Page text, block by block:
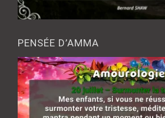
PENSÉE D’AMMA